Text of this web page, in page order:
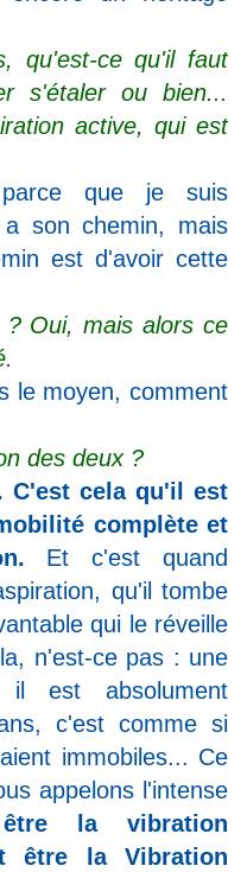
qu'est-ce qu'il faut
s'étaler ou bien...
active, qui est
que je suis
son chemin, mais
est d'avoir cette
? Oui, mais alors ce
le moyen, comment
des deux ?
C'est cela qu'il est
complète et
Et c'est quand
qu'il tombe
qui le réveille
n'est-ce pas : une
il est absolument
c'est comme si
immobiles... Ce
appelons l'intense
la vibration
être la Vibration